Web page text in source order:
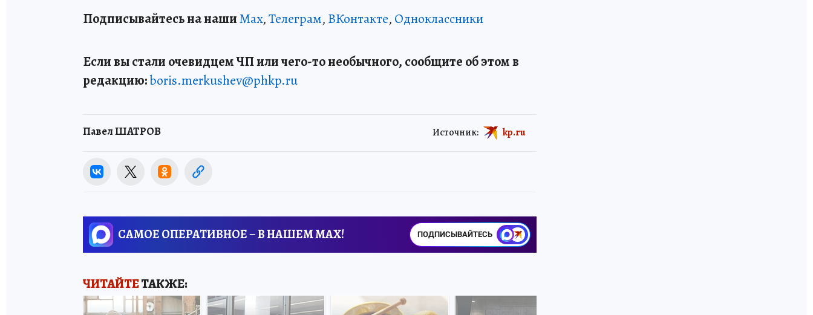
Подписывайтесь на нашиMax,Телеграм, ВКонтакте, Одноклассники
Если вы стали очевидцем ЧП или чего-то необычного, сообщите об этом в
редакцию:boris.merkushev@phkp.ru
Павел ШАТРОВ Источник: kp.ru
САМОЕ ОПЕРАТИВНОЕ – В НАШЕМ MAX! ПОДПИСЫВАЙТЕСЬ
ЧИТАЙТЕТАКЖЕ: